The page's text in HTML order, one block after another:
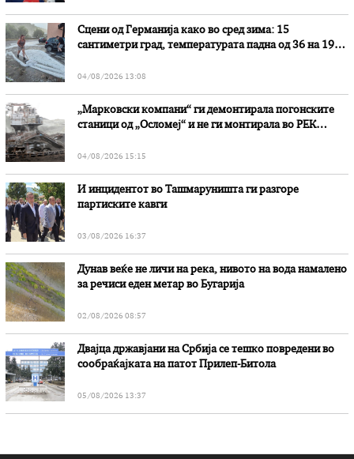
Сцени од Германија како во сред зима: 15
сантиметри град, температурата падна од 36 на 19
04/08/2026 13:08
„Марковски компани“ ги демонтирала погонските
станици од „Осломеј“ и не ги монтирала во РЕК
04/08/2026 15:15
И инцидентот во Ташмаруништa ги разгоре
партиските кавги
03/08/2026 16:37
Дунав веќе не личи на река, нивото на вода намалено
за речиси еден метар во Бугарија
02/08/2026 08:57
Двајца државјани на Србија се тешко повредени во
сообраќајката на патот Прилеп-Битола
05/08/2026 13:37